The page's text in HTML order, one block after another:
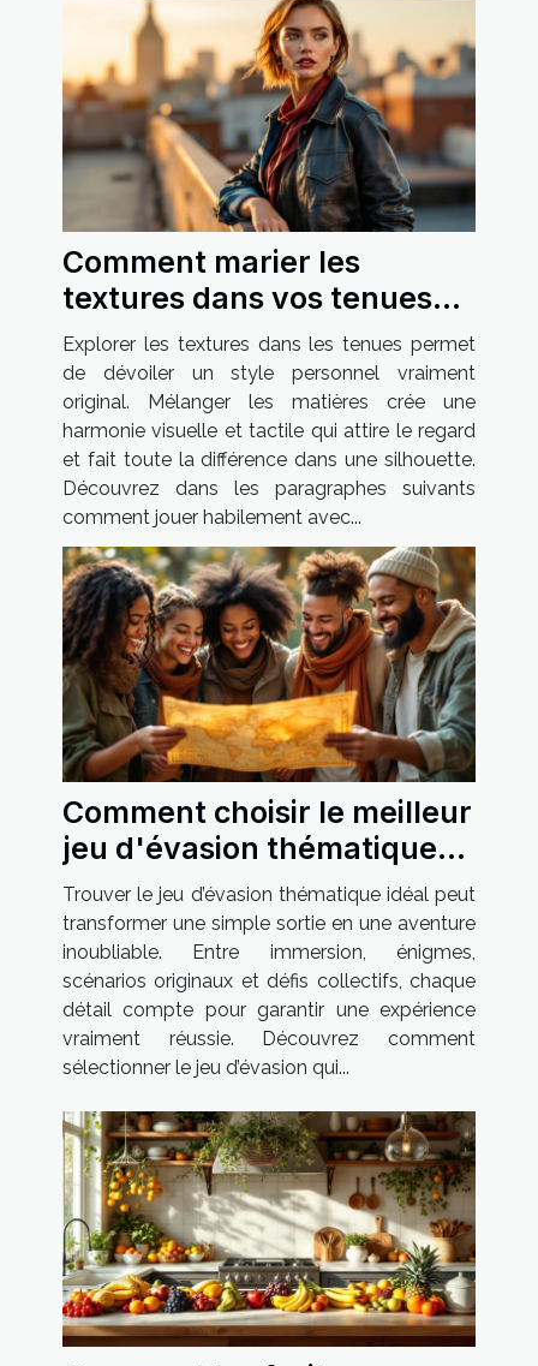
Comment marier les
textures dans vos tenues
pour un style unique ?
Explorer les textures dans les tenues permet
de dévoiler un style personnel vraiment
original. Mélanger les matières crée une
harmonie visuelle et tactile qui attire le regard
et fait toute la différence dans une silhouette.
Découvrez dans les paragraphes suivants
comment jouer habilement avec...
Comment choisir le meilleur
jeu d'évasion thématique
pour votre prochaine sortie
?
Trouver le jeu d’évasion thématique idéal peut
transformer une simple sortie en une aventure
inoubliable. Entre immersion, énigmes,
scénarios originaux et défis collectifs, chaque
détail compte pour garantir une expérience
vraiment réussie. Découvrez comment
sélectionner le jeu d’évasion qui...